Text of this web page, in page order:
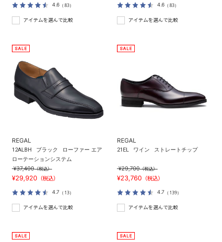
4.6 （83）
アイテムを選んで比較
4.6 （83）
アイテムを選んで比較
REGAL
12ALBH ブラック
ローファー エア
ローテーションシステム
¥37,400（税込）
¥29,920 （税込）
4.7 （13）
アイテムを選んで比較
REGAL
21EL ワイン ストレートチップ
¥29,700（税込）
¥23,760 （税込）
4.7 （139）
アイテムを選んで比較